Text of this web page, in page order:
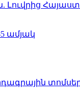
Լուվրից
ամյակ